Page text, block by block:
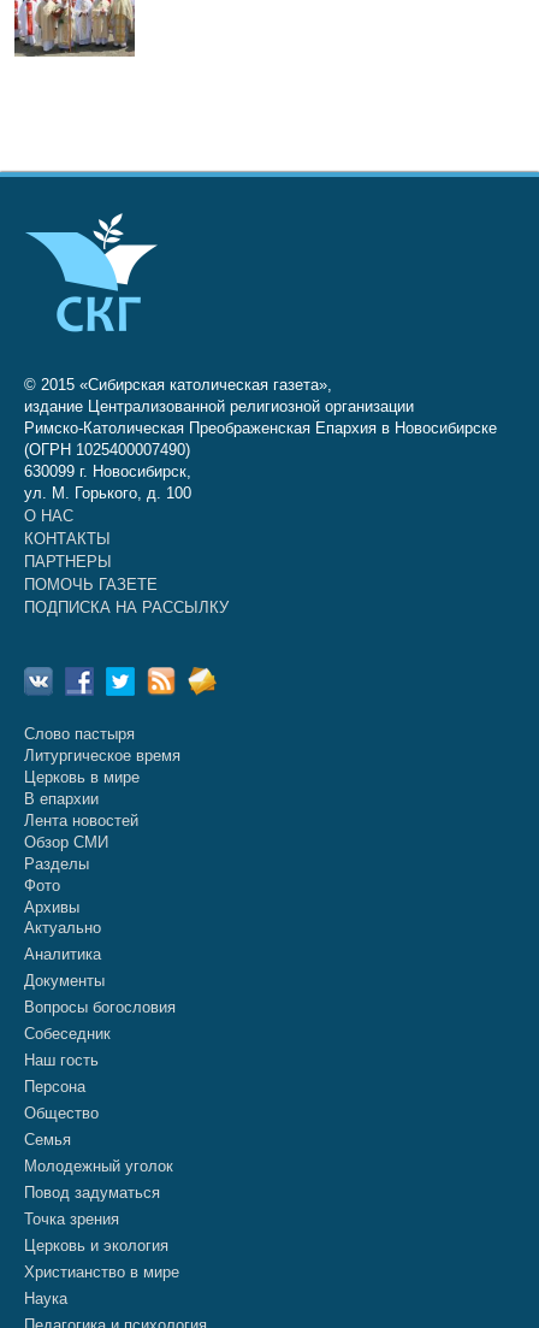
© 2015 «Сибирская католическая газета»,
издание Централизованной религиозной организации
Римско-Католическая Преображенская Епархия в Новосибирске
(ОГРН 1025400007490)
630099 г. Новосибирск,
ул. М. Горького, д. 100
О НАС
КОНТАКТЫ
ПАРТНЕРЫ
ПОМОЧЬ ГАЗЕТЕ
ПОДПИСКА НА РАССЫЛКУ
Слово пастыря
Литургическое время
Церковь в мире
В епархии
Лента новостей
Обзор СМИ
Разделы
Фото
Архивы
Актуально
Аналитика
Документы
Вопросы богословия
Собеседник
Наш гость
Персона
Общество
Семья
Молодежный уголок
Повод задуматься
Точка зрения
Церковь и экология
Христианство в мире
Наука